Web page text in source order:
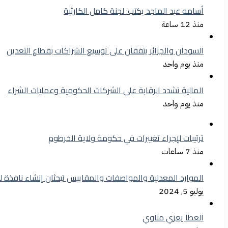
أسامه عبد الماجد يكتب: لجنة كامل الكارثية
منذ 12 ساعة
السودان والجزائر يتفقان على توسيع الشراكات بقطاع التعدين
منذ يوم واحد
المالية تشدد الرقابة على الشركات الحكومية وعمليات الشراء
منذ يوم واحد
ترتيبات لإجراء تغييرات في حكومة ولاية الخرطوم
منذ 7 ساعات
الموارد المعدنية والمواصفات والمقاييس تبحثان إنشاء
يوليو 5, 2024
العطا يعزي مناوي